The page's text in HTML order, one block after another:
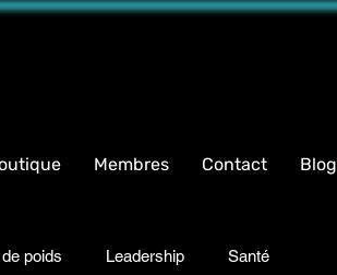
Membres Contact Blog
poids Leadership Santé